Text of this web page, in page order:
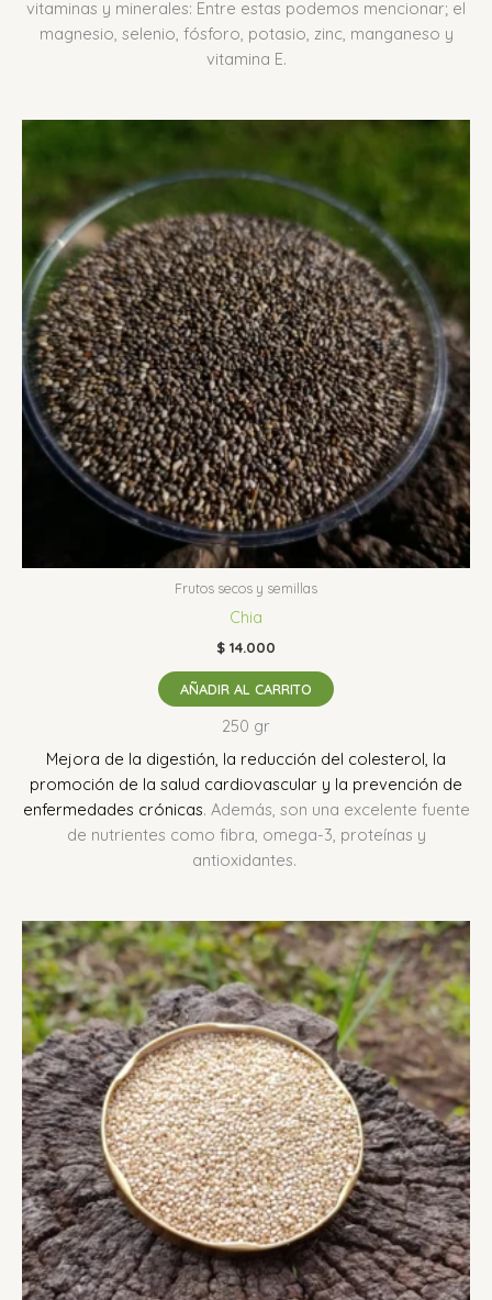
vitaminas y minerales: Entre estas podemos mencionar; el
magnesio, selenio, fósforo, potasio, zinc, manganeso y
vitamina E.
Frutos secos y semillas
Chia
$ 14.000
AÑADIR AL CARRITO
250 gr
Mejora de la digestión, la reducción del colesterol, la
promoción de la salud cardiovascular y la prevención de
enfermedades crónicas. Además, son una excelente fuente
de nutrientes como fibra, omega-3, proteínas y
antioxidantes.